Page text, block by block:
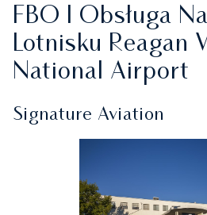
FBO I Obsługa
Lotnisku Reagan
National Airport
Signature Aviation